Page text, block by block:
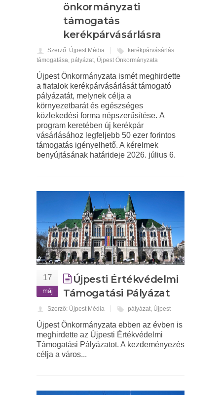
önkormányzati
támogatás
kerékpárvásárlásra
Szerző: Újpest Média
kerékpárvásárlás
támogatása, pályázat, Újpest Önkormányzata
Újpest Önkormányzata ismét meghirdette
a fiatalok kerékpárvásárlását támogató
pályázatát, melynek célja a
környezetbarát és egészséges
közlekedési forma népszerűsítése. A
program keretében új kerékpár
vásárlásához legfeljebb 50 ezer forintos
támogatás igényelhető. A kérelmek
benyújtásának határideje 2026. július 6.
17
máj
Újpesti Értékvédelmi
Támogatási Pályázat
Szerző: Újpest Média pályázat, Újpest
Újpest Önkormányzata ebben az évben is
meghirdette az Újpesti Értékvédelmi
Támogatási Pályázatot. A kezdeményezés
célja a város...